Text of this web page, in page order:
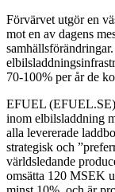
Förvärvet utgör en
mot en av dagens
70-100% per år de
EFUEL (EFUEL.SE)
inom elbilsladdning
alla levererade
strategisk och
världsledande
omsätta 120 MSEK